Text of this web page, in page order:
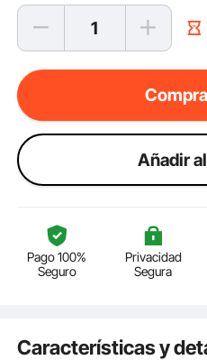
Añadir
Pago 100%
Seguro
Privacidad
Segura
Características y